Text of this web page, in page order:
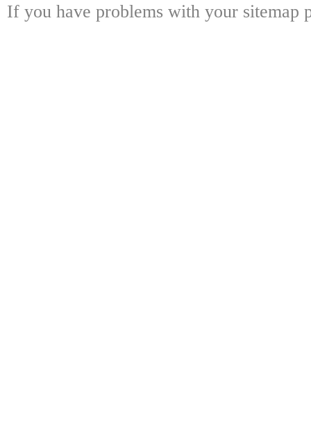
If you have problems with your sitemap